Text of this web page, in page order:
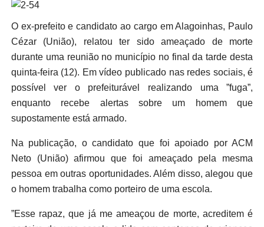
O ex-prefeito e candidato ao cargo em Alagoinhas, Paulo
Cézar (União), relatou ter sido ameaçado de morte
durante uma reunião no município no final da tarde desta
quinta-feira (12). Em vídeo publicado nas redes sociais, é
possível ver o prefeiturável realizando uma ”fuga”,
enquanto recebe alertas sobre um homem que
supostamente está armado.
Na publicação, o candidato que foi apoiado por ACM
Neto (União) afirmou que foi ameaçado pela mesma
pessoa em outras oportunidades. Além disso, alegou que
o homem trabalha como porteiro de uma escola.
”Esse rapaz, que já me ameaçou de morte, acreditem é